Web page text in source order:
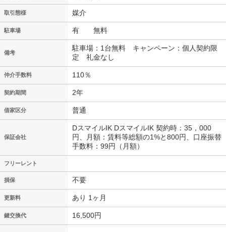
取引態様 媒介
駐車場 有 無料
備考
駐車場：1台無料 キャンペーン：個人契約限
定 礼金なし
仲介手数料 110％
契約期間 2年
借家区分 普通
保証会社
DスマイルIK DスマイルIK 契約時：35，000
円、月額：賃料等総額の1%と800円、口座振替
手数料：99円（月額）
フリーレント
損保 不要
更新料 あり 1ヶ月
鍵交換代 16,500円